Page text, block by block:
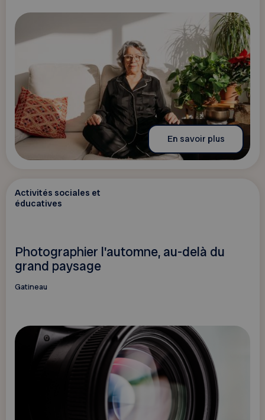
En savoir plus
Activités sociales et
éducatives
Photographier l'automne, au-delà du
grand paysage
Gatineau